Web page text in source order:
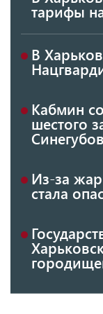
тарифы
В
Кабмин
шестого
Из-за
стала